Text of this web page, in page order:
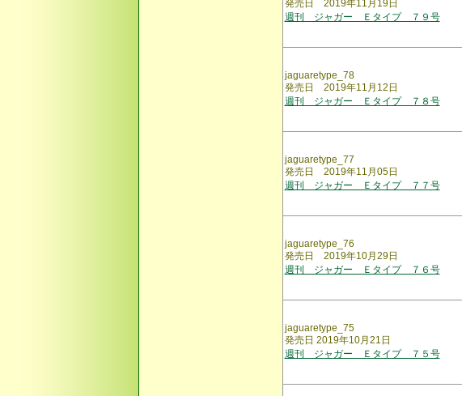
発売日 2019年11月19日
週刊 ジャガー Ｅタイプ ７９号
jaguaretype_78
発売日 2019年11月12日
週刊 ジャガー Ｅタイプ ７８号
jaguaretype_77
発売日 2019年11月05日
週刊 ジャガー Ｅタイプ ７７号
jaguaretype_76
発売日 2019年10月29日
週刊 ジャガー Ｅタイプ ７６号
jaguaretype_75
発売日 2019年10月21日
週刊 ジャガー Ｅタイプ ７５号